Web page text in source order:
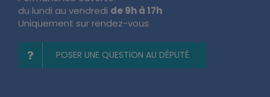
du lundi au vendredi de 9h à 17h
Uniquement sur rendez-vous
POSER UNE QUESTION AU DÉPUTÉ